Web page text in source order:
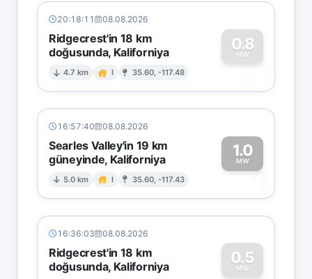
20:18:11 08.08.2026
Ridgecrest'in 18 km
doğusunda, Kaliforniya
4.7 km I 35.60, -117.48
0.8
MW
0
16:57:40 08.08.2026
Searles Valley'in 19 km
güneyinde, Kaliforniya
5.0 km I 35.60, -117.43
1.0
MW1
16:36:03 08.08.2026
Ridgecrest'in 18 km
doğusunda, Kaliforniya
0.5
MW